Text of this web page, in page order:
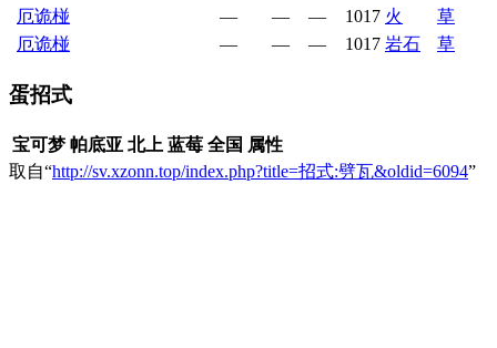
厄诡椪
— — — 1017 火
草
厄诡椪
— — — 1017 岩石 草
蛋招式
宝可梦 帕底亚 北上 蓝莓 全国 属性
取自“http://sv.xzonn.top/index.php?title=招式:劈瓦&oldid=6094”